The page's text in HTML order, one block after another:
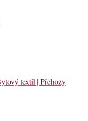
textil | Přehozy